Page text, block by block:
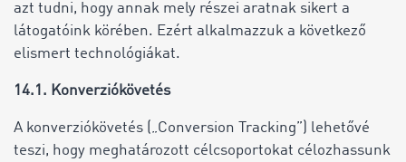
azt tudni, hogy annak mely részei aratnak sikert a
látogatóink körében. Ezért alkalmazzuk a következő
elismert technológiákat.
14.1. Konverziókövetés
A konverziókövetés („Conversion Tracking”) lehetővé
teszi, hogy meghatározott célcsoportokat célozhassunk